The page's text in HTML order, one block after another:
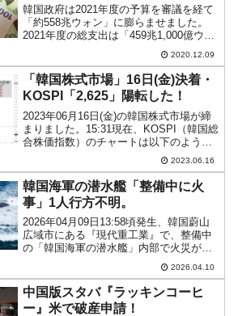
韓国政府は2021年度の予算を審議を経て
「約558兆ウォン」に膨らませました。
2021年度の総支出は「459兆1,000億ウォ
ン」です。これは「558兆ウォン」から健
康保険、雇用保険など社会的セーフティ
ーネットの支出分を除いた金額です。
で、...
2020.12.09
「韓国株式市場」16日(金)決着・
KOSPI「2,625」陽転した！
2023年06月16日(金)の韓国株式市場が締
まりました。15:31現在、KOSPI（韓国総
合株価指数）のチャートは以下のように
『Investing.com』より引用）。しぶとく
陽転しました(笑)。KOSPIは「2,...
2023.06.16
韓国海軍の潜水艦「整備中に火
事」1人行方不明。
2026年04月09日13:58頃発生、韓国蔚山
広域市にある『現代重工業』で、整備中
の「韓国海軍の潜水艦」内部で火災が発
生しました。約47人が作業していました
が1人が行方不明となりました。韓国メデ
ィアの報道によれば、協力会社所属の60
代女性...
2026.04.10
中国版スタバ『ラッキンコーヒ
ー』米で破産申請！